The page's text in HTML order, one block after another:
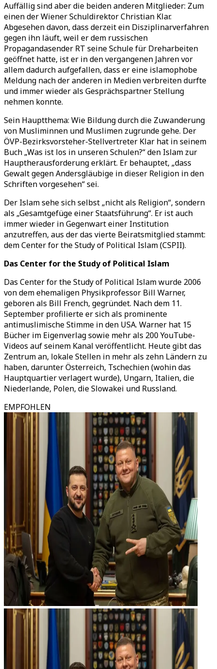
Auffällig sind aber die beiden anderen Mitglieder: Zum
einen der Wiener Schuldirektor Christian Klar.
Abgesehen davon, dass derzeit ein Disziplinarverfahren
gegen ihn läuft, weil er dem russischen
Propagandasender RT seine Schule für Dreharbeiten
geöffnet hatte, ist er in den vergangenen Jahren vor
allem dadurch aufgefallen, dass er eine islamophobe
Meldung nach der anderen in Medien verbreiten durfte
und immer wieder als Gesprächspartner Stellung
nehmen konnte.
Sein Hauptthema: Wie Bildung durch die Zuwanderung
von Musliminnen und Muslimen zugrunde gehe. Der
ÖVP-Bezirksvorsteher-Stellvertreter Klar hat in seinem
Buch „Was ist los in unseren Schulen?“ den Islam zur
Hauptherausforderung erklärt. Er behauptet, „dass
Gewalt gegen Andersgläubige in dieser Religion in den
Schriften vorgesehen“ sei.
Der Islam sehe sich selbst „nicht als Religion“, sondern
als „Gesamtgefüge einer Staatsführung“. Er ist auch
immer wieder in Gegenwart einer Institution
anzutreffen, aus der das vierte Beiratsmitglied stammt:
dem Center for the Study of Political Islam (CSPII).
Das Center for the Study of Political Islam
Das Center for the Study of Political Islam wurde 2006
von dem ehemaligen Physikprofessor Bill Warner,
geboren als Bill French, gegründet. Nach dem 11.
September profilierte er sich als prominente
antimuslimische Stimme in den USA. Warner hat 15
Bücher im Eigenverlag sowie mehr als 200 YouTube-
Videos auf seinem Kanal veröffentlicht. Heute gibt das
Zentrum an, lokale Stellen in mehr als zehn Ländern zu
haben, darunter Österreich, Tschechien (wohin das
Hauptquartier verlagert wurde), Ungarn, Italien, die
Niederlande, Polen, die Slowakei und Russland.
EMPFOHLEN